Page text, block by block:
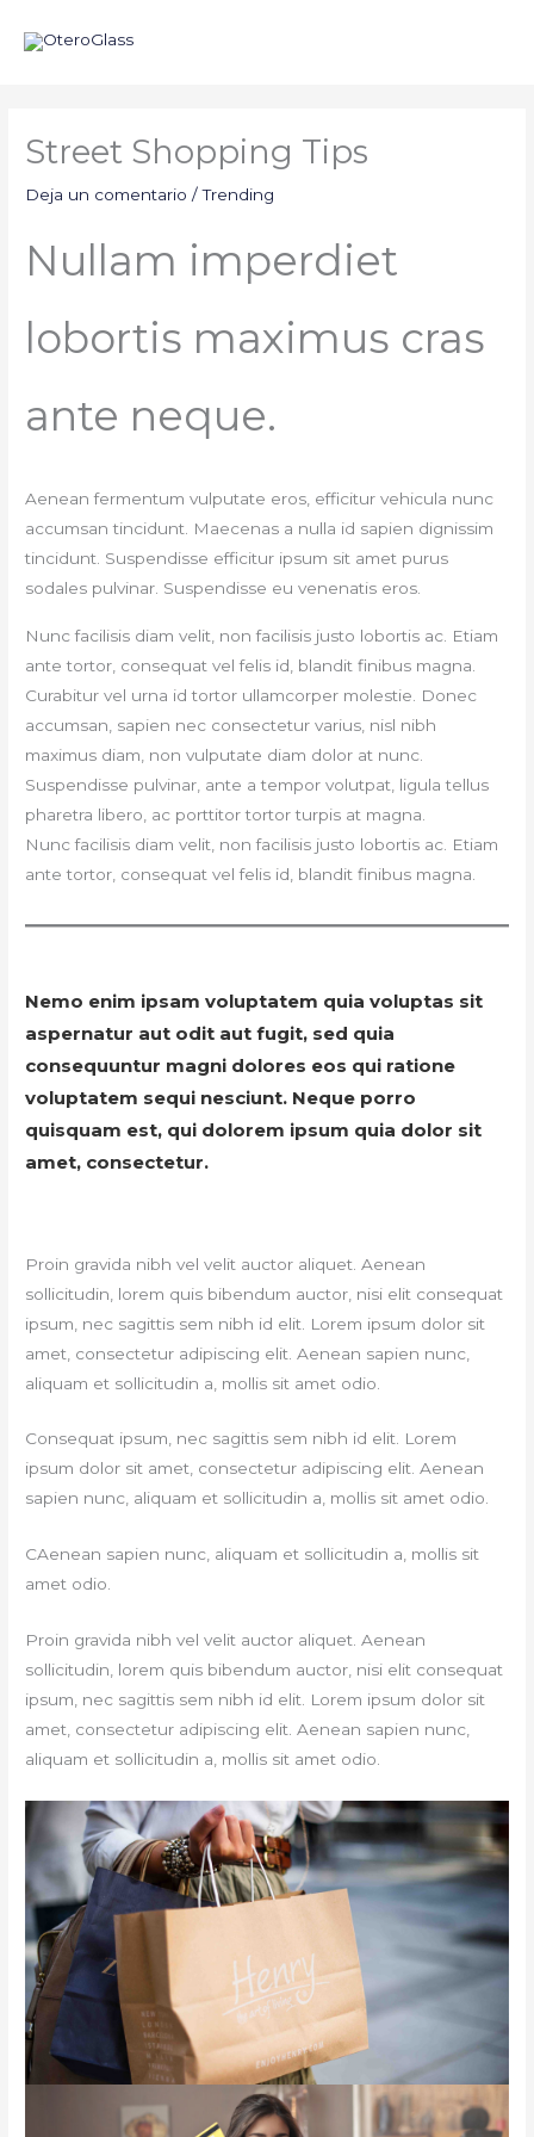
Street Shopping Tips
Deja un comentario /Trending
Nullam imperdiet
lobortis maximus cras
ante neque.
Aenean fermentum vulputate eros, efficitur vehicula nunc
accumsan tincidunt. Maecenas a nulla id sapien dignissim
tincidunt. Suspendisse efficitur ipsum sit amet purus
sodales pulvinar. Suspendisse eu venenatis eros.
Nunc facilisis diam velit, non facilisis justo lobortis ac. Etiam
ante tortor, consequat vel felis id, blandit finibus magna.
Curabitur vel urna id tortor ullamcorper molestie. Donec
accumsan, sapien nec consectetur varius, nisl nibh
maximus diam, non vulputate diam dolor at nunc.
Suspendisse pulvinar, ante a tempor volutpat, ligula tellus
pharetra libero, ac porttitor tortor turpis at magna.
Nunc facilisis diam velit, non facilisis justo lobortis ac. Etiam
ante tortor, consequat vel felis id, blandit finibus magna.
Nemo enim ipsam voluptatem quia voluptas sit
aspernatur aut odit aut fugit, sed quia
consequuntur magni dolores eos qui ratione
voluptatem sequi nesciunt. Neque porro
quisquam est, qui dolorem ipsum quia dolor sit
amet, consectetur.
Proin gravida nibh velvelit auctor aliquet . Aenean
sollicitudin lorem quis bibendum auctor , nisi elit consequat
ipsum nec sagittis sem nibh id elit . Lorem ipsum dolor sit
amet consectetur adipiscing elit . Aenean sapien nunc
aliquam et sollicitudin a, mollis sit amet odio
Consequat ipsum, nec sagittis sem nibh id elit. Lorem
ipsum dolor sit amet, consectetur adipiscing elit. Aenean
sapien nunc, aliquam et sollicitudin a, mollis sit amet odio.
CAenean sapien nunc, aliquam et sollicitudin a, mollis sit
amet odio.
Proin gravida nibh vel velit auctor aliquet. Aenean
sollicitudin, lorem quis bibendum auctor, nisi elit consequat
ipsum, nec sagittis sem nibh id elit. Lorem ipsum dolor sit
amet, consectetur adipiscing elit. Aenean sapien nunc,
aliquam et sollicitudin a, mollis sit amet odio.